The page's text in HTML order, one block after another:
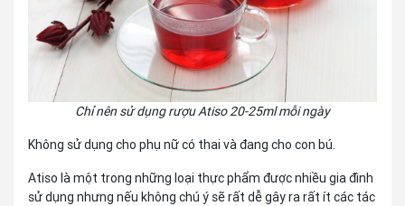
Chỉ nên sử dụng rượu Atiso 20-25ml mỗi ngày
Không sử dụng cho phụ nữ có thai và đang cho con bú.
Atiso là một trong những loại thực phẩm được nhiều gia đình
sử dụng nhưng nếu không chú ý sẽ rất dễ gây ra rất ít các tác